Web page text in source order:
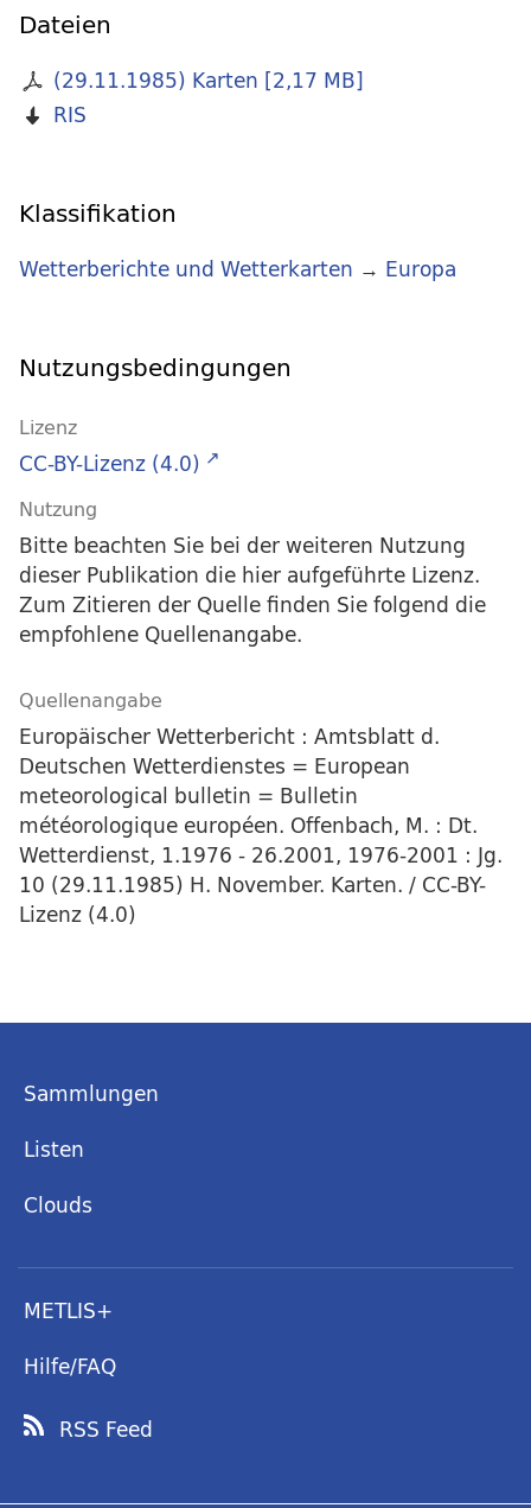
Dateien
(29.11.1985) Karten [2,17 MB]
RIS
Klassifikation
Wetterberichte und Wetterkarten → Europa
Nutzungsbedingungen
Lizenz
CC-BY-Lizenz (4.0)
Nutzung
Bitte beachten Sie bei der weiteren Nutzung
dieser Publikation die hier aufgeführte Lizenz.
Zum Zitieren der Quelle finden Sie folgend die
empfohlene Quellenangabe.
Quellenangabe
Europäischer Wetterbericht : Amtsblatt d.
Deutschen Wetterdienstes = European
meteorological bulletin = Bulletin
météorologique européen. Offenbach, M. : Dt.
Wetterdienst, 1.1976 - 26.2001, 1976-2001 : Jg.
10 (29.11.1985) H. November. Karten. / CC-BY-
Lizenz (4.0)
Sammlungen
Listen
Clouds
METLIS+
Hilfe/FAQ
RSS Feed